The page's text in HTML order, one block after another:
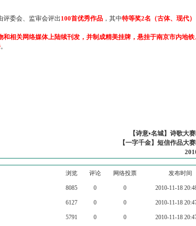
委会、监审会评出 100首优秀作品 ，其中特等奖2名（古体、现代
和相关网络媒体上陆续刊发，并制成精美挂牌，悬挂于南京市内地铁
。
【诗意•名城】诗歌大
【一字千金】短信作品大
浏览 评论 网络投票 发布时间
8085 0 0 2010-11-18
6127 0 0 2010-11-18
5791 0 0 2010-11-18